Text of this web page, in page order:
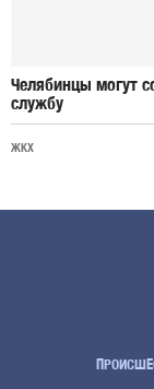
Челябинцы могут
службу
ЖКХ